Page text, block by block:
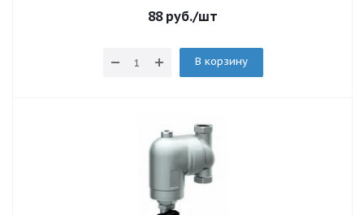
88руб./шт
В корзину